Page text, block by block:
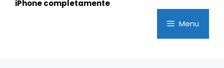
iPhone completamente
Menu